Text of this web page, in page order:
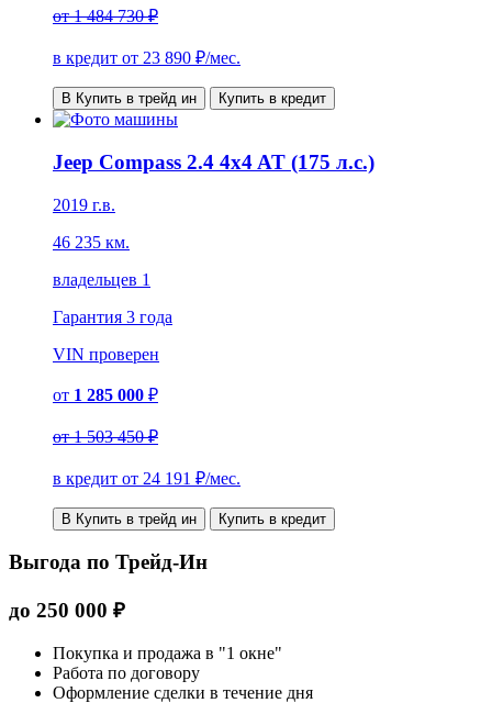
от1 484 730 ₽
в кредит от 23 890 ₽/мес.
В Купить в трейд ин Купить в кредит
Jeep Compass 2.4 4x4 AT (175 л.с.)
2019 г.в.
46 235 км.
владельцев 1
Гарантия 3 года
VIN проверен
от 1 285 000 ₽
от1 503 450 ₽
в кредит от 24 191 ₽/мес.
В Купить в трейд ин Купить в кредит
Выгода по Трейд-Ин
до 250 000 ₽
Покупка и продажа в "1 окне"
Работа по договору
Оформление сделки в течение дня